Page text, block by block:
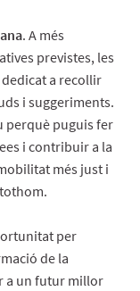
. A més
previstes, les
a recollir
i suggeriments.
perquè puguis fer
i contribuir a la
més just i
per
de la
a un futur millor